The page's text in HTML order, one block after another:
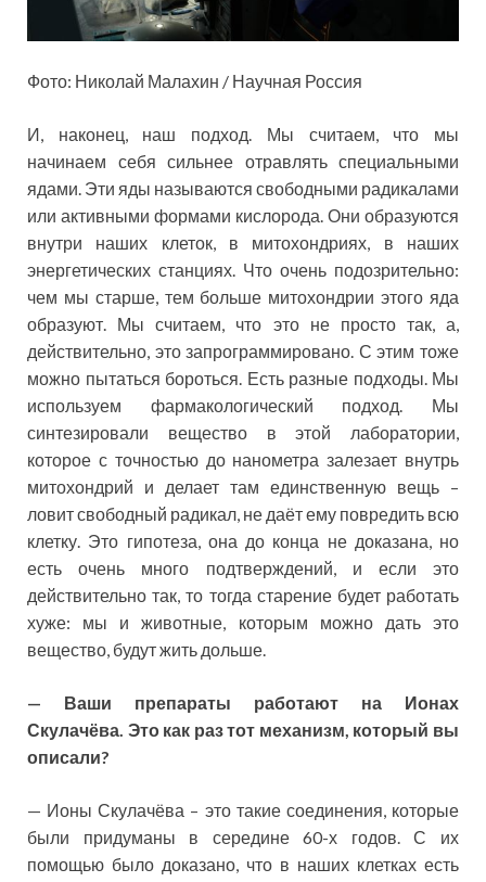
Фото: Николай Малахин / Научная Россия
И, наконец, наш подход. Мы считаем, что мы
начинаем себя сильнее отравлять специальными
ядами. Эти яды называются свободными радикалами
или активными формами кислорода. Они образуются
внутри наших клеток, в митохондриях, в наших
энергетических станциях. Что очень подозрительно:
чем мы старше, тем больше митохондрии этого яда
образуют. Мы считаем, что это не просто так, а,
действительно, это запрограммировано. С этим тоже
можно пытаться бороться. Есть разные подходы. Мы
используем фармакологический подход. Мы
синтезировали вещество в этой лаборатории,
которое с точностью до нанометра залезает внутрь
митохондрий и делает там единственную вещь –
ловит свободный радикал, не даёт ему повредить всю
клетку. Это гипотеза, она до конца не доказана, но
есть очень много подтверждений, и если это
действительно так, то тогда старение будет работать
хуже: мы и животные, которым можно дать это
вещество, будут жить дольше.
— Ваши препараты работают на Ионах
Скулачёва. Это как раз тот механизм, который вы
описали?
— Ионы Скулачёва – это такие соединения, которые
были придуманы в середине 60-х годов. С их
помощью было доказано, что в наших клетках есть